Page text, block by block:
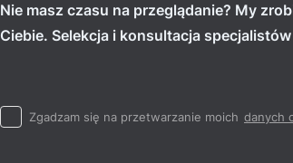
Nie masz czasu na przeglądanie? My
Ciebie. Selekcja i konsultacja specjalistów
Zgadzam się na przetwarzanie moich danych